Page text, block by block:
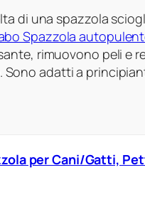
di una spazzola
Spazzola
rimuovono peli e
adatti a
per Cani/Gatti,